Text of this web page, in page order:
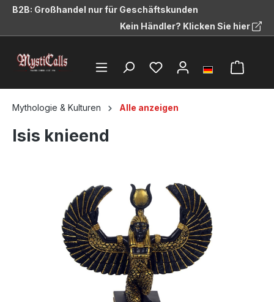
springen
B2B: Großhandel nur für Geschäftskunden
Kein Händler? Klicken Sie hier
Mythologie & Kulturen Alle anzeigen
Isis knieend
Bildergalerie überspringen